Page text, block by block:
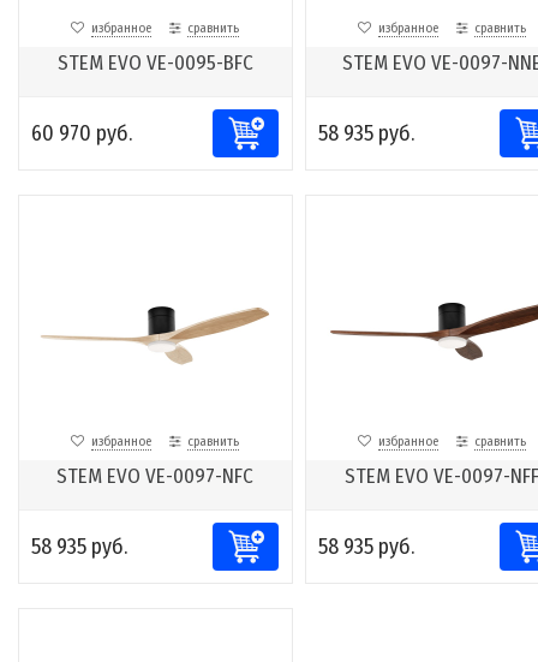
избранное сравнить
STEM EVO VE-0095-BFC
60 970 руб.
избранное сравнить
STEM EVO VE-0097-
58 935 руб.
избранное сравнить
STEM EVO VE-0097-NFC
58 935 руб.
избранное сравнить
STEM EVO VE-0097-NFF
58 935 руб.